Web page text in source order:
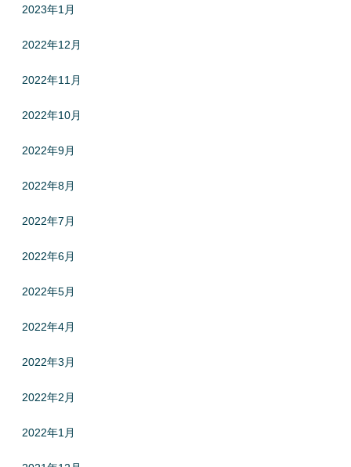
2023年1月
2022年12月
2022年11月
2022年10月
2022年9月
2022年8月
2022年7月
2022年6月
2022年5月
2022年4月
2022年3月
2022年2月
2022年1月